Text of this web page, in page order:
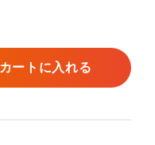
カートに入れる